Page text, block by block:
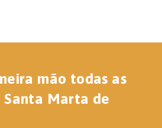
mão todas as
Santa Marta de